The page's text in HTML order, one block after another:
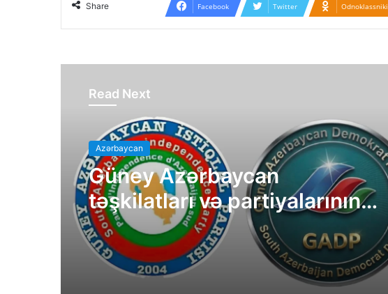
Share Facebook Twitter Odnoklassniki
Read Next
Azərbaycan
Güney Azərbaycan
təşkilatları və partiyalarının
bəyanatı